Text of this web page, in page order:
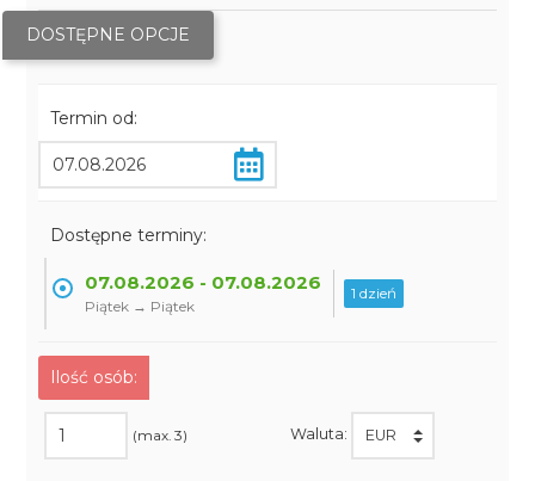
DOSTĘPNE OPCJE
Termin od:
Dostępne terminy:
07.08.2026 - 07.08.2026
Piątek → Piątek
1 dzień
Ilość osób:
(max. 3) Waluta: